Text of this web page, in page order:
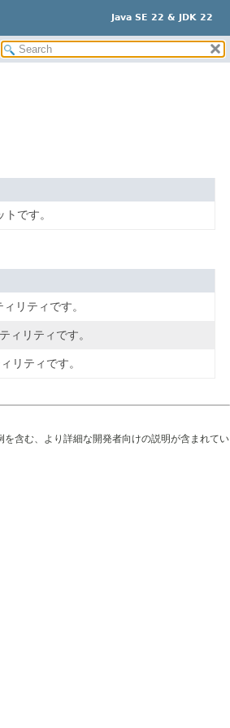
Java SE 22 & JDK 22
です。
リティです。
ィリティです。
リティです。
含む、より詳細な開発者向けの説明が含まれてい